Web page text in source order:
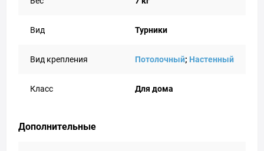
Вид Турники
Вид крепления Потолочный; Настенный
Класс Для дома
Дополнительные